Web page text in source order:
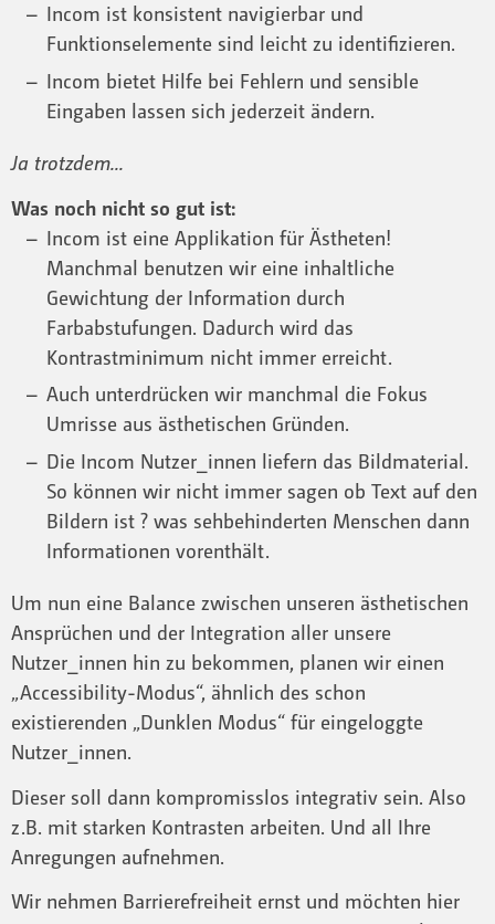
Incom ist konsistent navigierbar und
Funktionselemente sind leicht zu identifizieren.
Incom bietet Hilfe bei Fehlern und sensible
Eingaben lassen sich jederzeit ändern.
Ja trotzdem...
Was noch nicht so gut ist:
Incom ist eine Applikation für Ästheten!
Manchmal benutzen wir eine inhaltliche
Gewichtung der Information durch
Farbabstufungen. Dadurch wird das
Kontrastminimum nicht immer erreicht.
Auch unterdrücken wir manchmal die Fokus
Umrisse aus ästhetischen Gründen.
Die Incom Nutzer_innen liefern das Bildmaterial.
So können wir nicht immer sagen ob Text auf den
Bildern ist ? was sehbehinderten Menschen dann
Informationen vorenthält.
Um nun eine Balance zwischen unseren ästhetischen
Ansprüchen und der Integration aller unsere
Nutzer_innen hin zu bekommen, planen wir einen
„Accessibility-Modus“, ähnlich des schon
existierenden „Dunklen Modus“ für eingeloggte
Nutzer_innen.
Dieser soll dann kompromisslos integrativ sein. Also
z.B. mit starken Kontrasten arbeiten. Und all Ihre
Anregungen aufnehmen.
Wir nehmen Barrierefreiheit ernst und möchten hier